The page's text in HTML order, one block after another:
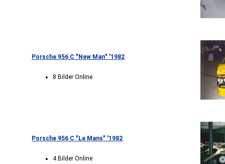
Porsche 956 C "New Man" '1982
8 Bilder Online
Porsche 956 C "Le Mans" '1982
4 Bilder Online